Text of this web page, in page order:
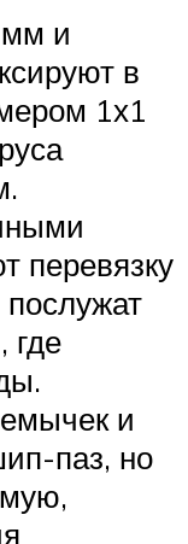
и
в
1х1
перевязку
где
и
паз, но